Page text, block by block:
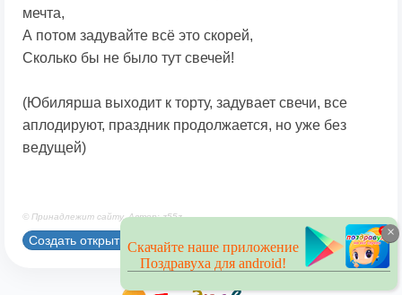
мечта,
А потом задувайте всё это скорей,
Сколько бы не было тут свечей!
(Юбилярша выходит к торту, задувает свечи, все
аплодируют, праздник продолжается, но уже без
ведущей)
© Принадлежит сайту. Автор: z55z
Создать открытку
×
Скачайте наше приложение
Поздравуха для android!